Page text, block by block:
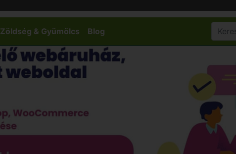
Zöldség & Gyümölcs Blog